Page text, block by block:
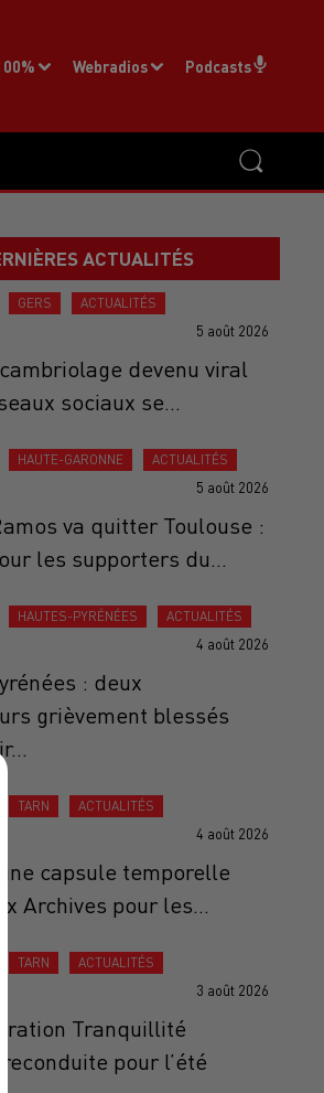
Webradios Podcasts
ACTUALITÉS
GERS ACTUALITÉS
5 août 2026
devenu viral
sociaux se...
HAUTE-GARONNE ACTUALITÉS
5 août 2026
va quitter Toulouse :
les supporters du...
HAUTES-PYRÉNÉES ACTUALITÉS
4 août 2026
: deux
grièvement blessés
TARN ACTUALITÉS
4 août 2026
une capsule temporelle
Archives pour les...
TARN ACTUALITÉS
3 août 2026
Tranquillité
pour l’été